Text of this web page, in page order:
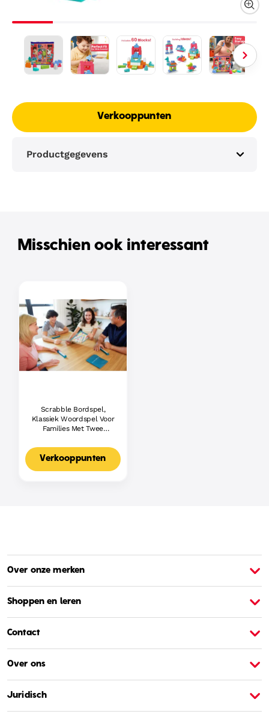
Verkooppunten
Productgegevens
Misschien ook interessant
Scrabble Bordspel,
Klassiek Woordspel Voor
Families Met Twee
Voor 2-4 Spelers,
Nederlandse Editie
Verkooppunten
Over onze merken
Shoppen en leren
Contact
Over ons
Juridisch